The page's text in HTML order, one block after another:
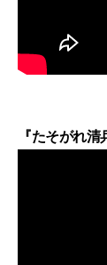
『たそがれ